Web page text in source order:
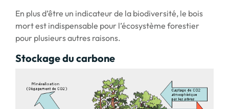
En plus d’être un indicateur de la biodiversité, le bois
mort est indispensable pour l’écosystème forestier
pour plusieurs autres raisons.
Stockage du carbone